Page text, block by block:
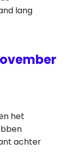
lang
het
achter